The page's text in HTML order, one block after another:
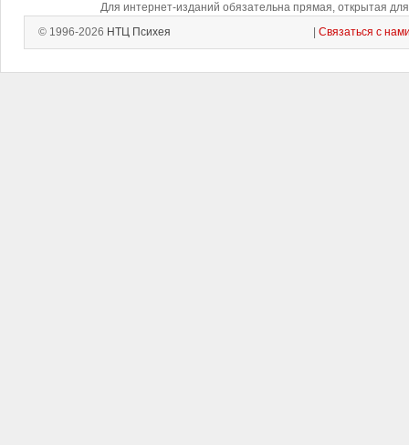
Для интернет-изданий обязательна прямая, открытая
© 1996-2026 НТЦ Психея Связаться с